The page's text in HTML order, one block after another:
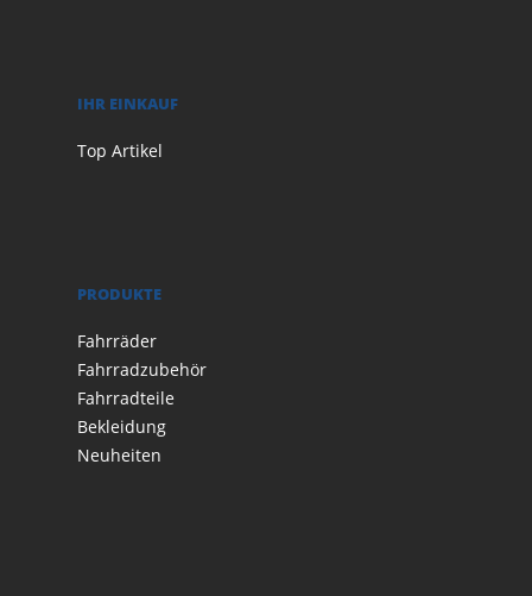
IHR EINKAUF
Top Artikel
PRODUKTE
Fahrräder
Fahrradzubehör
Fahrradteile
Bekleidung
Neuheiten